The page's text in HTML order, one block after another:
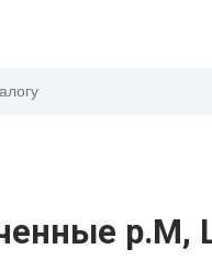
р.M,